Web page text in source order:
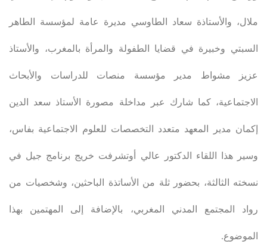
ملال، والأستاذة سعاد الطاوسي مديرة عامة لمؤسسة الطاهر
السبتي وخبيرة في قضايا الطفولة والمرأة بالمغرب، والأستاذ
عزيز مشواط مدير مؤسسة منصات للدراسات والأبحاث
الاجتماعية، كما شارك عبر مداخلة مصورة الأستاذ سعد الدين
إكمان مدير المعهد متعدد التخصصات للعلوم الاجتماعية بفاس،
وسير هذا اللقاء الدكتور عالي أوتشرفت خريج برنامج جيل في
نسخته الثالثة، بحضور ثلة من الأساتذة الباحثين، وشخصيات من
رواد المجتمع المدني المغربي، بالإضافة إلى المهتمين بهذا
الموضوع.